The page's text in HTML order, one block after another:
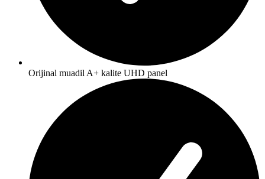
Orijinal muadil A+ kalite UHD panel